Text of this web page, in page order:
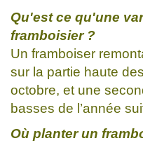
Qu'est ce qu'une
framboisier ?
Un framboiser
sur la partie haute
octobre, et une
basses de l’année
Où planter un